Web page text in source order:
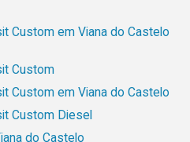
Custom em Viana do Castelo
Custom
Custom em Viana do Castelo
Custom Diesel
do Castelo